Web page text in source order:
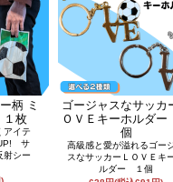
柄 ミ
枚
アイテ
サ
射シー
ゴージャスなサッカ
ＯＶＥキーホルダ
個
高級感と愛が溢れるゴー
スなサッカーＬＯＶＥキ
ルダー １個